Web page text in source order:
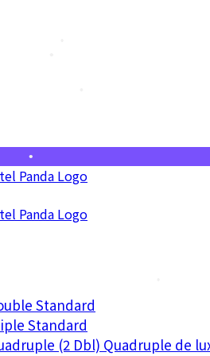
Standard
Standard
(2 Dbl) Quadruple de
•
•